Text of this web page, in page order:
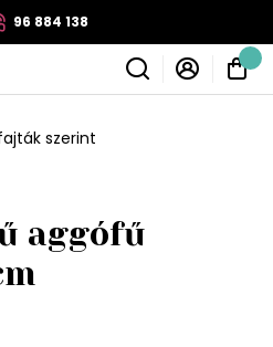
96 884 138
szerint
aggófű